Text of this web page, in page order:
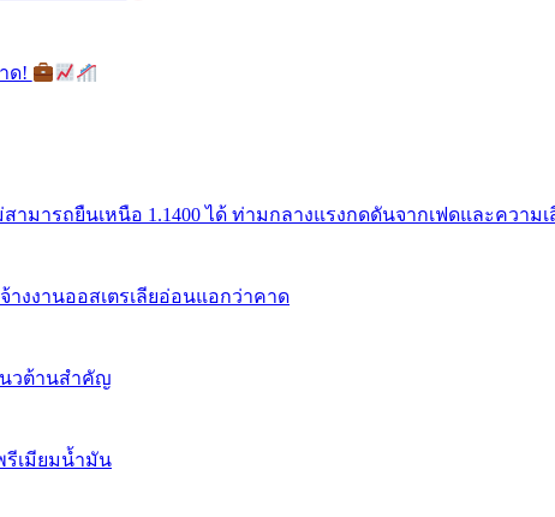
ด!
ามารถยืนเหนือ 1.1400 ได้ ท่ามกลางแรงกดดันจากเฟดและความ
างงานออสเตรเลียอ่อนแอกว่าคาด
วต้านสำคัญ
รีเมียมน้ำมัน